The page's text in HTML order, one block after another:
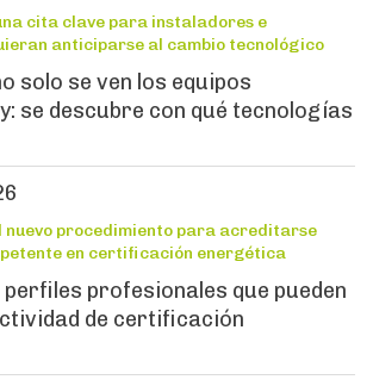
cita clave para instaladores e
anticiparse al cambio tecnológico
solo se ven los equipos
se descubre con qué tecnologías
nuevo procedimiento para acreditarse
en certificación energética
perfiles profesionales que pueden
de certificación